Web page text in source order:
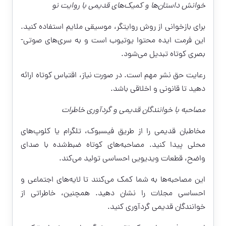
خوانش داستان‌ها و کمیک‌های قدیمی با روایت نو
برای بازخوانی از روش روایتگر، موسیقی ملایم استفاده کنید.
این فرمت ایده محتوا یوتیوب است و به سری‌های صوتی-
بصری کوتاه تبدیل می‌شود.
رعایت حق نشر مهم است. در صورت نیاز، اقتباس کوتاه ارائه
دهید تا قانونی و اخلاقی باشد.
مصاحبه با خوانندگان قدیمی و گردآوری خاطرات
مخاطبان قدیمی را از طریق فیسبوک، تلگرام یا کلوپ‌های
محلی پیدا کنید. مصاحبه‌های کوتاه ضبط‌شده با صدای
واضح، قطعات ویدیویی احساسی تولید می‌کند.
این مصاحبه‌ها به شما کمک می‌کنند تا لایه‌های اجتماعی و
احساسی مجلات را نشان دهید. همچنین، خاطراتی از
خوانندگان قدیمی گردآوری کنید.